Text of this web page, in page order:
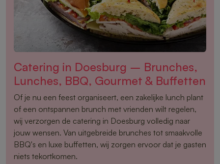
Catering in Doesburg – Brunches,
Lunches, BBQ, Gourmet & Buffetten
Of je nu een feest organiseert, een zakelijke lunch plant
of een ontspannen brunch met vrienden wilt regelen,
wij verzorgen de catering in Doesburg volledig naar
jouw wensen. Van uitgebreide brunches tot smaakvolle
BBQ's en luxe buffetten, wij zorgen ervoor dat je gasten
niets tekortkomen.